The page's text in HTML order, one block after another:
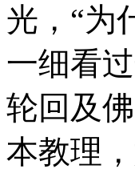
光，“为
一细看
轮回及
本教理